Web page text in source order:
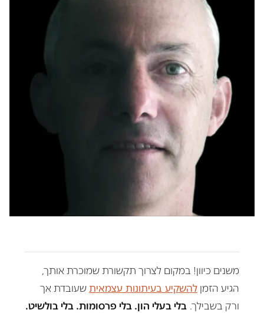
משנים כיוון! במקום לצרוך תקשורת שמוכרת אותך,
הגיע הזמן להשקיע בעיתונות עצמאיתשעובדת אך
ורק בשבילך. בלי בעלי הון. בלי פרסומות. בלי בולשיט.